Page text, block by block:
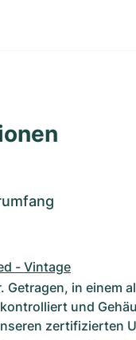
- Vintage
Getragen, in einem
und
zertifizierten